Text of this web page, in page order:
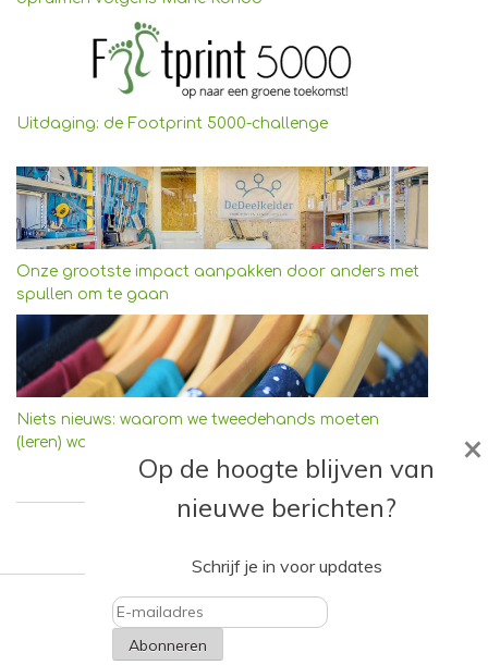
Uitdaging: de Footprint 5000-challenge
Onze grootste impact aanpakken door anders met
spullen om te gaan
Niets nieuws: waarom we tweedehands moeten
(leren) waarderen
Op de hoogte blijven van
nieuwe berichten?
Schrijf je in voor updates
E-
×